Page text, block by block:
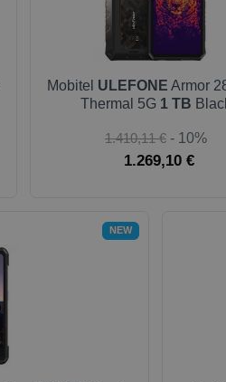
Mobitel ULEFONE Armor
Thermal 5G 1 TB
1.410,11 € - 10%
1.269,10 €
NEW